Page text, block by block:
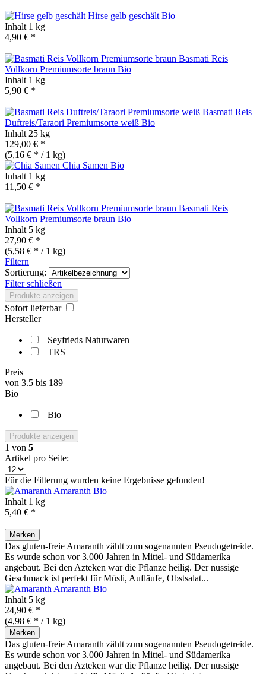
Hirse gelb geschält Bio
Inhalt 1 kg
4,90 € *
Basmati Reis
Vollkorn Premiumsorte braun Bio
Inhalt 1 kg
5,90 € *
Basmati Reis
Duftreis/Taraori Premiumsorte weiß Bio
Inhalt 25 kg
129,00 € *
(5,16 € * / 1 kg)
Chia Samen Bio
Inhalt 1 kg
11,50 € *
Basmati Reis
Vollkorn Premiumsorte braun Bio
Inhalt 5 kg
27,90 € *
(5,58 € * / 1 kg)
Filtern
Sortierung:
Filter schließen
Produkte anzeigen
Sofort lieferbar
Hersteller
Seyfrieds Naturwaren
TRS
Preis
von 3.5 bis 189
Bio
Bio
Produkte anzeigen
1 von 5
Artikel pro Seite:
Für die Filterung wurden keine Ergebnisse gefunden!
Amaranth Bio
Inhalt 1 kg
5,40 € *
Merken
Das gluten-freie Amaranth zählt zum sogenannten Pseudogetreide.
Es wurde schon vor 3.000 Jahren in Mittel- und Südamerika
angebaut. Bei den Azteken war die Pflanze heilig. Der nussige
Geschmack ist perfekt für Müsli, Aufläufe, Obstsalat...
Amaranth Bio
Inhalt 5 kg
24,90 € *
(4,98 € * / 1 kg)
Merken
Das gluten-freie Amaranth zählt zum sogenannten Pseudogetreide.
Es wurde schon vor 3.000 Jahren in Mittel- und Südamerika
angebaut. Bei den Azteken war die Pflanze heilig. Der nussige